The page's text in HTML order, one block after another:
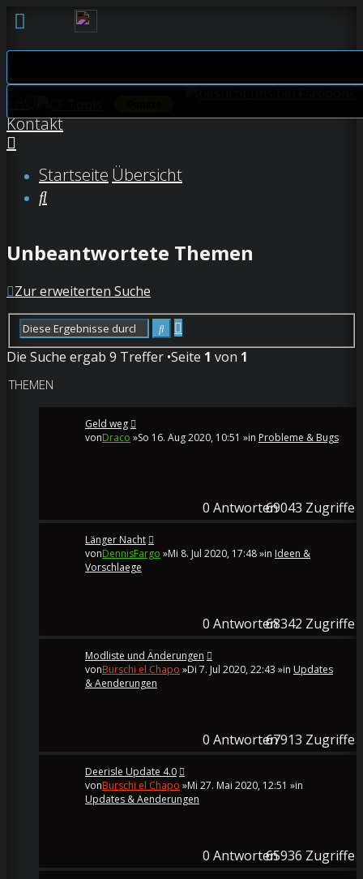
Aktive
Suche
Kontakt
Startseite Übersicht
Suche
Unbeantwortete Themen
Zur erweiterten Suche
Suche
Suche
Die Suche ergab 9 Treffer •Seite 1 von 1
THEMEN
Geld weg
vonDraco »So 16. Aug 2020, 10:51 »in Probleme & Bugs
0 Antworten69043 Zugriffe
Länger Nacht
vonDennisFargo »Mi 8. Jul 2020, 17:48 »in Ideen &
Vorschlaege
0 Antworten68342 Zugriffe
Modliste und Änderungen
vonBurschi el Chapo »Di 7. Jul 2020, 22:43 »in Updates
& Aenderungen
0 Antworten67913 Zugriffe
Deerisle Update 4.0
vonBurschi el Chapo »Mi 27. Mai 2020, 12:51 »in
Updates & Aenderungen
0 Antworten65936 Zugriffe